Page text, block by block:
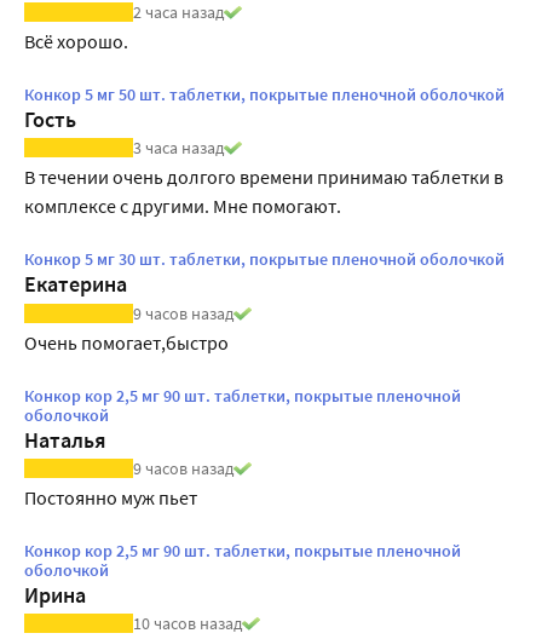
2 часа назад
Всё хорошо.
Конкор 5 мг 50 шт. таблетки, покрытые пленочной оболочкой
Гость
3 часа назад
В течении очень долгого времени принимаю таблетки в
комплексе с другими. Мне помогают.
Конкор 5 мг 30 шт. таблетки, покрытые пленочной оболочкой
Екатерина
9 часов назад
Очень помогает,быстро
Конкор кор 2,5 мг 90 шт. таблетки, покрытые пленочной
оболочкой
Наталья
9 часов назад
Постоянно муж пьет
Конкор кор 2,5 мг 90 шт. таблетки, покрытые пленочной
оболочкой
Ирина
10 часов назад